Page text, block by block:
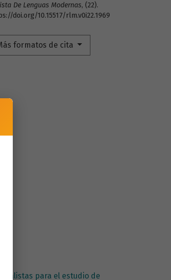
De Lenguas Modernas, (22).
doi.org/10.15517/rlm.v0i22.1969
formatos de cita
para el estudio de